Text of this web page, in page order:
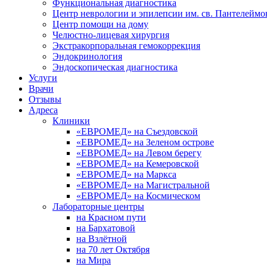
Функциональная диагностика
Центр неврологии и эпилепсии им. св.
Центр помощи на дому
Челюстно-лицевая хирургия
Экстракорпоральная гемокоррекция
Эндокринология
Эндоскопическая диагностика
Услуги
Врачи
Отзывы
Адреса
Клиники
«ЕВРОМЕД» на Съездовской
«ЕВРОМЕД» на Зеленом острове
«ЕВРОМЕД» на Левом берегу
«ЕВРОМЕД» на Кемеровской
«ЕВРОМЕД» на Маркса
«ЕВРОМЕД» на Магистральной
«ЕВРОМЕД» на Космическом
Лабораторные центры
на Красном пути
на Бархатовой
на Взлётной
на 70 лет Октября
на Мира